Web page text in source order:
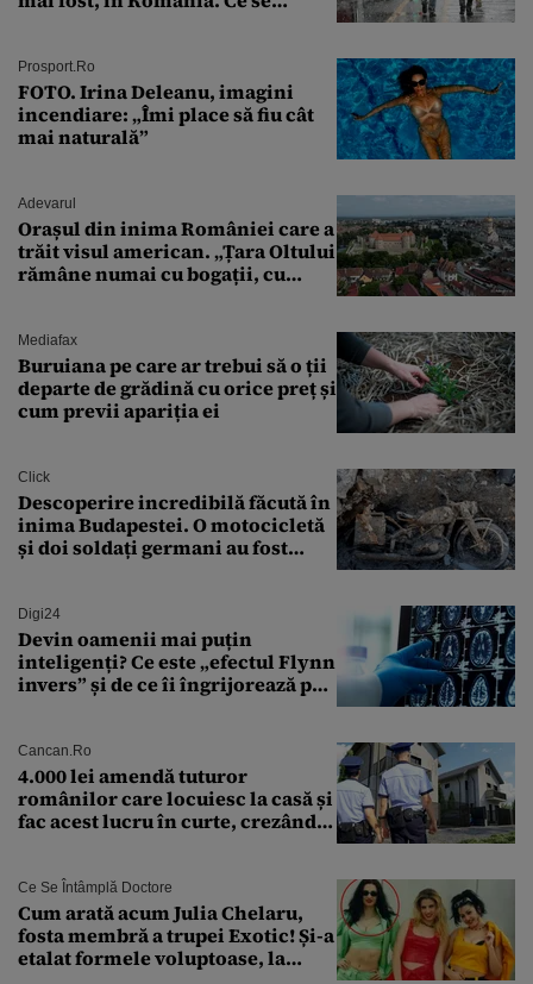
București. Pe ce dată ninge
Prosport.ro
FOTO. Irina Deleanu, imagini
incendiare: „Îmi place să fiu cât
mai naturală”
Adevarul
Orașul din inima României care a
trăit visul american. „Țara Oltului
rămâne numai cu bogații, cu
Mediafax
Buruiana pe care ar trebui să o ții
departe de grădină cu orice preț și
cum previi apariția ei
Click
Descoperire incredibilă făcută în
inima Budapestei. O motocicletă
și doi soldați germani au fost
Digi24
Devin oamenii mai puțin
inteligenți? Ce este „efectul Flynn
invers” și de ce îi îngrijorează pe
Cancan.ro
4.000 lei amendă tuturor
românilor care locuiesc la casă și
fac acest lucru în curte, crezând
Ce Se Întâmplă Doctore
Cum arată acum Julia Chelaru,
fosta membră a trupei Exotic! Și-a
etalat formele voluptoase, la